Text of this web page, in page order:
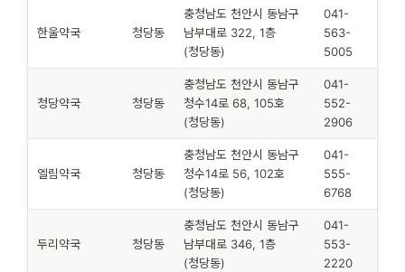
한울약국 청당동
충청남도 천안시 동남구
남부대로 322, 1층
(청당동)
041-
563-
5005
청당약국 청당동
충청남도 천안시 동남구
청수14로 68, 105호
(청당동)
041-
552-
2906
엘림약국 청당동
충청남도 천안시 동남구
청수14로 56, 102호
(청당동)
041-
555-
6768
두리약국 청당동
충청남도 천안시 동남구
남부대로 346, 1층
(청당동)
041-
553-
2220